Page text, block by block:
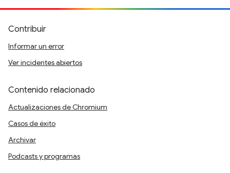
Contribuir
Informar un error
Ver incidentes abiertos
Contenido relacionado
Actualizaciones de Chromium
Casos de éxito
Archivar
Podcasts y programas